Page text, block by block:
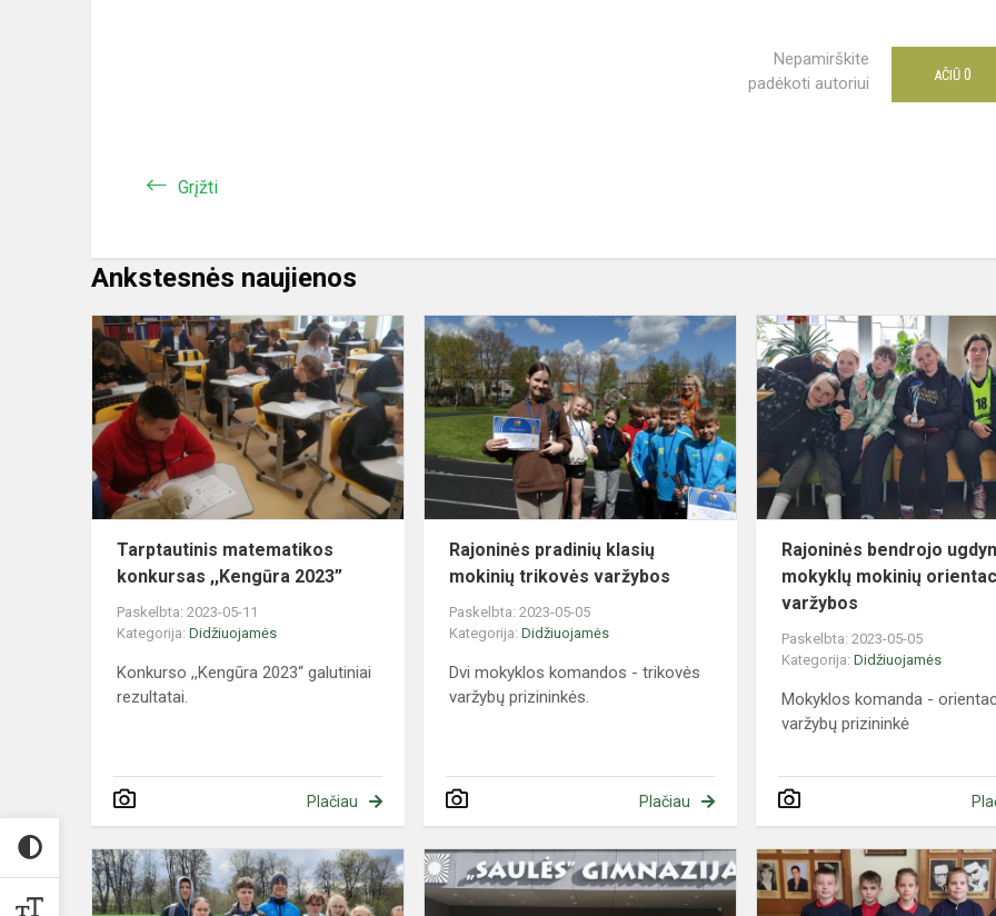
Nepamirškite
padėkoti autoriui
AČIŪ 0
Grįžti
Ankstesnės naujienos
Tarptautinis
matematikos
konkursas
,,Kengūra
2023”
Tarptautinis matematikos
konkursas ,,Kengūra 2023”
Paskelbta: 2023-05-11
Kategorija: Didžiuojamės
Konkurso ,,Kengūra 2023“ galutiniai
rezultatai.
Plačiau
Rajoninės
pradinių
klasių
mokinių
trikovės
varžybos
Rajoninės pradinių klasių
mokinių trikovės varžybos
Paskelbta: 2023-05-05
Kategorija:Didžiuojamės
Dvi mokyklos komandos - trikovės
varžybų prizininkės.
Plačiau
Rajoninės bendrojo
mokyklų mokinių
varžybos
Paskelbta: 2023-05-05
Kategorija:Didžiuojamės
Mokyklos komanda -
varžybų prizininkė
Rajoninės
bendrojo
Respublikinė
9